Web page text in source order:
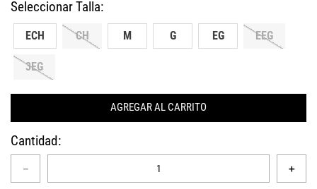
ECH CH M G EG EEG
3EG
AGREGAR AL CARRITO
Cantidad
＋
－